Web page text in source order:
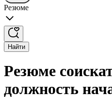
Резюме
Найти
Резюме
должность